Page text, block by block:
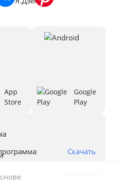
App
Store
Google
Play
Скачать